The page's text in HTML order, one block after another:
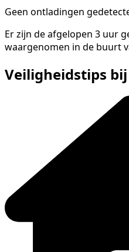
Geen ontladingen
Er zijn de afgelopen 3 uur
waargenomen in de buurt
Veiligheidstips